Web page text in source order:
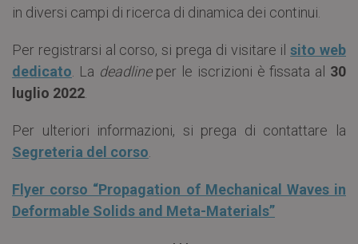
in diversi campi di ricerca di dinamica dei continui.
Per registrarsi al corso, si prega di visitare ilsito web
dedicato . La deadlineper le iscrizioni è fissata al 30
luglio 2022
Per ulteriori informazioni, si prega di contattare la
Segreteria del corso
Flyer corso “Propagation of Mechanical Waves in
Deformable Solids and Meta-Materials”